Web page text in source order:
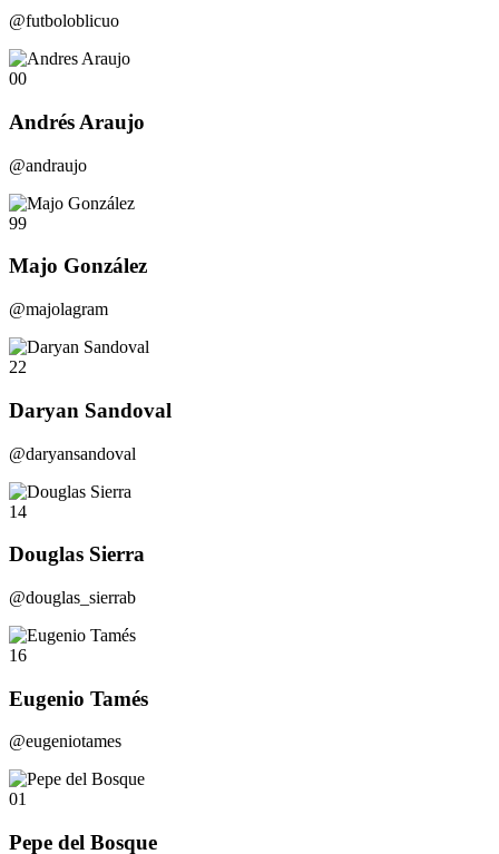
@futboloblicuo
00
Andrés Araujo
@andraujo
99
Majo González
@majolagram
22
Daryan Sandoval
@daryansandoval
14
Douglas Sierra
@douglas_sierrab
16
Eugenio Tamés
@eugeniotames
01
Pepe del Bosque